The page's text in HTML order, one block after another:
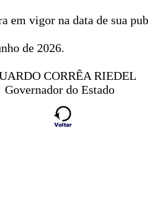
em vigor na data de sua
de 2026.
CORRÊA RIEDEL
Governador do Estado